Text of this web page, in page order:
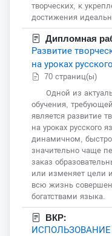
творческих, к
достижения
Дипломная
Развитие
на уроках
70 страниц(ы)
Одной из
обучения,
является развитие
на уроках русского
динамичном,
значительно чаще
заказ
или изменяет цели
всю жизнь
богатствами языка.
ВКР: